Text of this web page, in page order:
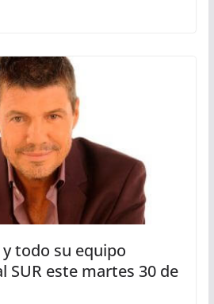
todo su equipo
SUR este martes 30 de